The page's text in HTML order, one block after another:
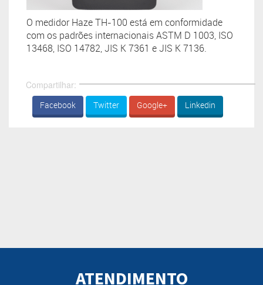
O medidor Haze TH-100 está em conformidade
com os padrões internacionais ASTM D 1003, ISO
13468, ISO 14782, JIS K 7361 e JIS K 7136.
Compartilhar:
Facebook Twitter Google+ Linkedin
ATENDIMENTO